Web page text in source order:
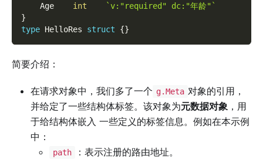
    Age
int
`v:"required" dc:"年龄"`
}
type HelloRes struct {}
简要介绍：
在请求对象中，我们多了一个 g.Meta 对象的引用，
并给定了一些结构体标签。该对象为元数据对象 ，用
于给结构体嵌入 一些定义的标签信息。例如在本示例
中：
path ：表示注册的路由地址。